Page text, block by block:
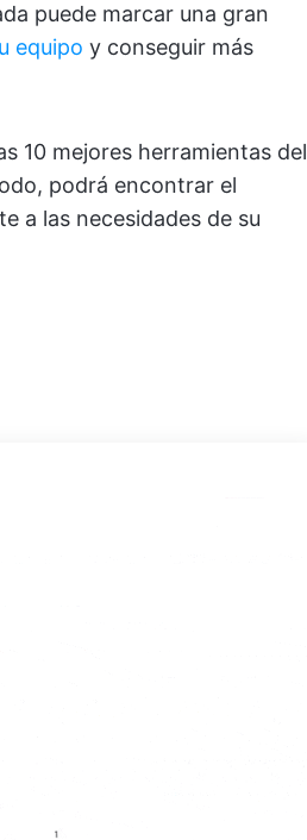
puede marcar una gran
equipo y conseguir más
10 mejores herramientas del
podrá encontrar el
a las necesidades de su